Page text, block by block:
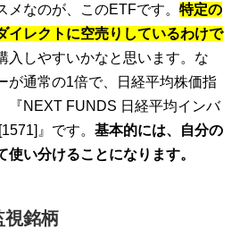
メなのが、このETFです。 特定の
イレクトに空売りしているわけで
入しやすいかなと思います。な
が通常の1倍で、日経平均株価指
『NEXT FUNDS 日経平均インバ
』です。 基本的には、自分の
使い分けることになります。
視銘柄